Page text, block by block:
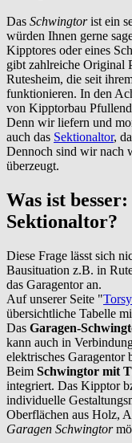
Das Schwingtorist ein
würden Ihnen gerne
Kipptores oder eines
gibt zahlreiche Original
Rutesheim, die seit
funktionieren. In den
von Kipptorbau
Denn wir liefern und
auch das Sektionaltor,
Dennoch sind wir nach
überzeugt.
Was ist
Sektionaltor?
Diese Frage lässt sich
Bausituation z.B. in
das Garagentor an.
Auf unserer Seite "
übersichtliche Tabelle
Das Garagen-
kann auch in
elektrisches Garagentor
Beim Schwingtor mit
integriert. Das Kipptor
individuelle
Oberflächen aus Holz,
Garagen Schwingtor